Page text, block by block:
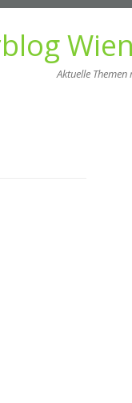
Aktuelle